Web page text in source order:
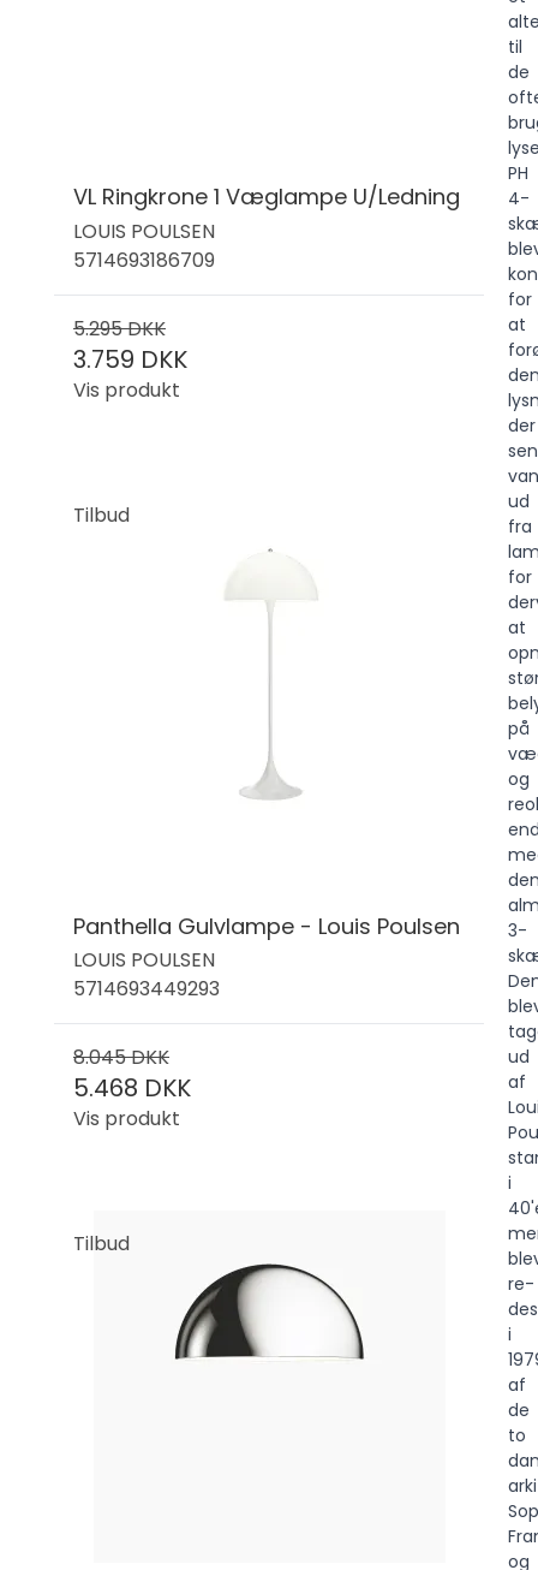
VL Ringkrone 1 Væglampe U/Ledning
LOUIS POULSEN
5714693186709
5.295 DKK
3.759 DKK
Vis produkt
Tilbud
Panthella Gulvlampe - Louis Poulsen
LOUIS POULSEN
5714693449293
8.045 DKK
5.468 DKK
Vis produkt
Tilbud
til
de
PH
4-
for
at
der
ud
fra
for
at
på
og
3-
ud
af
i
re-
i
af
de
to
og